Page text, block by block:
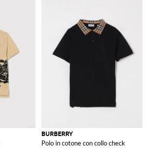
BURBERRY
Polo in cotone con collo check